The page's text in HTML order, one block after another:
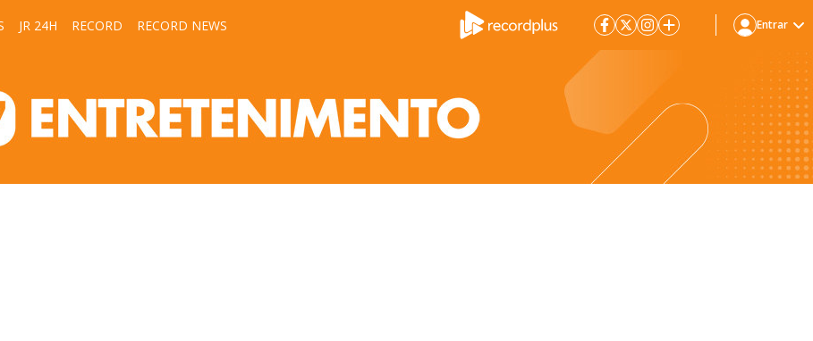
JR 24H RECORD RECORD NEWS Entrar